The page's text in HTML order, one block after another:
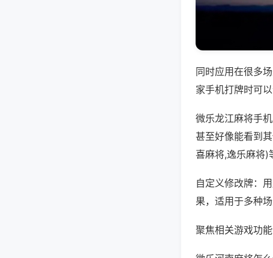
同时应用在很多
家手机打牌时可
微乐龙江麻将手
甚至好像能看到
喜麻将,逸乐麻将)
自定义修改牌：
果，适用于多种
聚焦相关游戏功能